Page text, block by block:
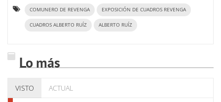
COMUNERO DE REVENGA EXPOSICIÓN DE CUADROS REVENGA
CUADROS ALBERTO RUÍZ ALBERTO RUÍZ
Lo más
VISTO ACTUAL